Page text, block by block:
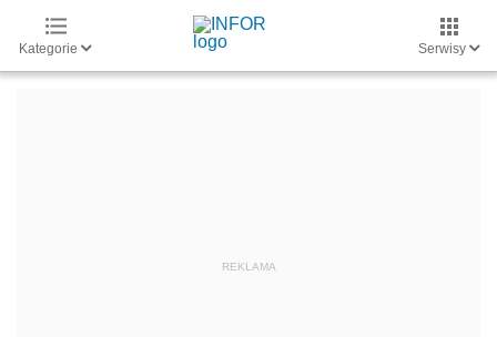
Kategorie Serwisy